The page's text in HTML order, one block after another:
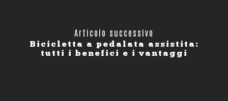
Articolo successivo
Bicicletta a pedalata assistita:
tutti i benefici e i vantaggi